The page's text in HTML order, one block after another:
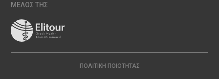
ΜΕΛΟΣ ΤΗΣ
ΠΟΛΙΤΙΚΉ ΠΟΙΌΤΗΤΑΣ